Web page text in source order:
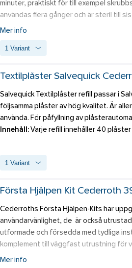
minuter, praktiskt för till exempel
användas flera gånger och är steril till
frätande ämnen) men kan användas i
Mer info
1 Variant
Textilplåster Salvequick
Salvequick Textilplåster refill passar i
följsamma plåster av hög kvalitet. Är
använda. För påfyllning av
Innehåll: Varje refill innehåller 40 plåster
1 Variant
Första Hjälpen Kit Cederroth
Cederroths Första Hjälpen-Kits har
användarvänlighet, de  är också
utformade och försedda med tydliga
komplement till väggfast utrustning för
bära med sig och har ett justerbart
Mer info